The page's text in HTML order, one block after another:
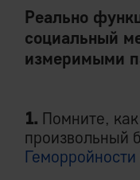
Реально
социальный
измеримыми
1. Помните,
произвольный